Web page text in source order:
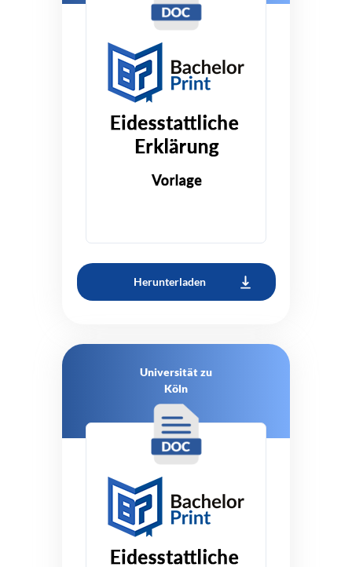
Herunterladen
Universität zu
Köln